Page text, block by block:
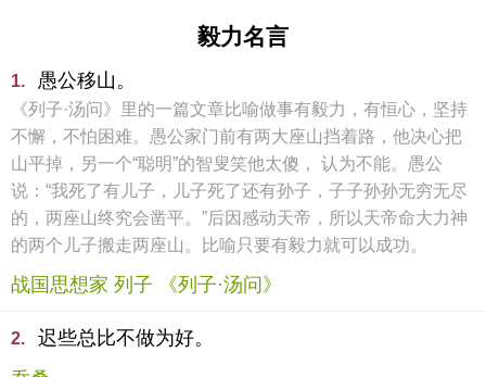
毅力名言
1. 愚公移山。
《列子·汤问》里的一篇文章比喻做事有毅力，有恒心，坚持
不懈，不怕困难。愚公家门前有两大座山挡着路，他决心把
山平掉，另一个“聪明”的智叟笑他太傻， 认为不能。愚公
说：“我死了有儿子，儿子死了还有孙子，子子孙孙无穷无尽
的，两座山终究会凿平。”后因感动天帝，所以天帝命大力神
的两个儿子搬走两座山。比喻只要有毅力就可以成功。
战国思想家 列子 《列子·汤问》
2.
迟些总比不做为好。